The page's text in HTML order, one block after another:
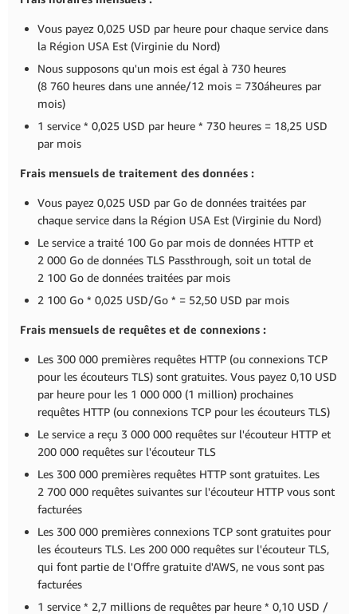
Vous payez 0,025 USD par heure pour chaque service dans
la Région USA Est (Virginie du Nord)
Nous supposons qu'un mois est égal à 730 heures
(8 760 heures dans une année/12 mois = 730áheures par
mois)
1 service * 0,025 USD par heure * 730 heures = 18,25 USD
par mois
Frais mensuels de traitement des données :
Vous payez 0,025 USD par Go de données traitées par
chaque service dans la Région USA Est (Virginie du Nord)
Le service a traité 100 Go par mois de données HTTP et
2 000 Go de données TLS Passthrough, soit un total de
2 100 Go de données traitées par mois
2 100 Go * 0,025 USD/Go * = 52,50 USD par mois
Frais mensuels de requêtes et de connexions :
Les 300 000 premières requêtes HTTP (ou connexions TCP
pour les écouteurs TLS) sont gratuites. Vous payez 0,10 USD
par heure pour les 1 000 000 (1 million) prochaines
requêtes HTTP (ou connexions TCP pour les écouteurs TLS)
Le service a reçu 3 000 000 requêtes sur l'écouteur HTTP et
200 000 requêtes sur l'écouteur TLS
Les 300 000 premières requêtes HTTP sont gratuites. Les
2 700 000 requêtes suivantes sur l'écouteur HTTP vous sont
facturées
Les 300 000 premières connexions TCP sont gratuites pour
les écouteurs TLS. Les 200 000 requêtes sur l'écouteur TLS,
qui font partie de l'Offre gratuite d'AWS, ne vous sont pas
facturées
1 service * 2,7 millions de requêtes par heure * 0,10 USD /